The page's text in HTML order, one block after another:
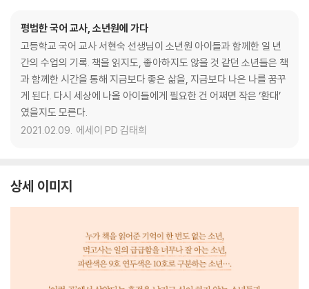
평범한 국어 교사, 소년원에 가다
고등학교 국어 교사 서현숙 선생님이 소년원 아이들과 함께한 일 년
간의 수업의 기록. 책을 읽지도, 좋아하지도 않을 것 같던 소년들은 책
과 함께한 시간을 통해 지금보다 좋은 삶을, 지금보다 나은 나를 꿈꾸
게 된다. 다시 세상에 나올 아이들에게 필요한 건 어쩌면 작은 ‘환대’
였을지도 모른다.
2021.02.09. 에세이 PD 김태희
상세 이미지